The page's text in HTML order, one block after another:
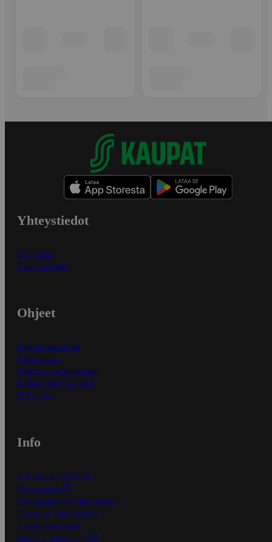
Yhteystiedot
Myymälät
Asiakaspalvelu
Ohjeet
Ensitilaajan ohjeet
Näin maksat
Näin tilaat ja muokkaat
Kaikki ohjeet ja vinkit
In English
Info
S-Business yrityksille
Oiva-raportit
Osuuskauppojen yhteystiedot
Tilaus- ja toimitusehdot
Tietosuojakäytäntö
Palvelun käyttöehdot